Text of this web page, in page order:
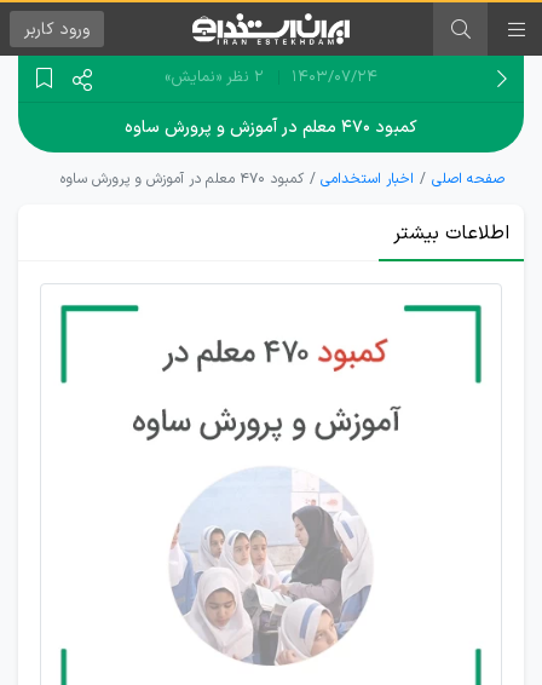
ورود کاربر
۱۴۰۳/۰۷/۲۴ 2 نظر «نمایش»
کمبود ۴۷۰ معلم در آموزش و پرورش ساوه
صفحه اصلی اخبار استخدامی کمبود ۴۷۰ معلم در آموزش و پرورش ساوه
اطلاعات بیشتر
امسال
معلم در